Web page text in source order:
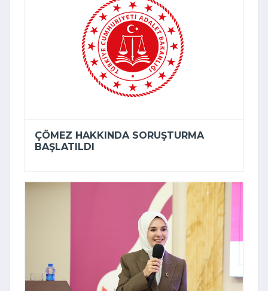
ÇÖMEZ HAKKINDA SORUŞTURMA
BAŞLATILDI